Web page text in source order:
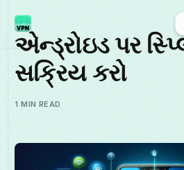
Download free
એન્ડ્રોઇડ પર
સક્રિય કરો
1 MIN READ